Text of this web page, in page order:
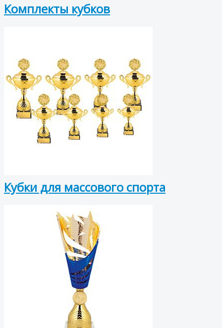
Комплекты кубков
Кубки для массового спорта